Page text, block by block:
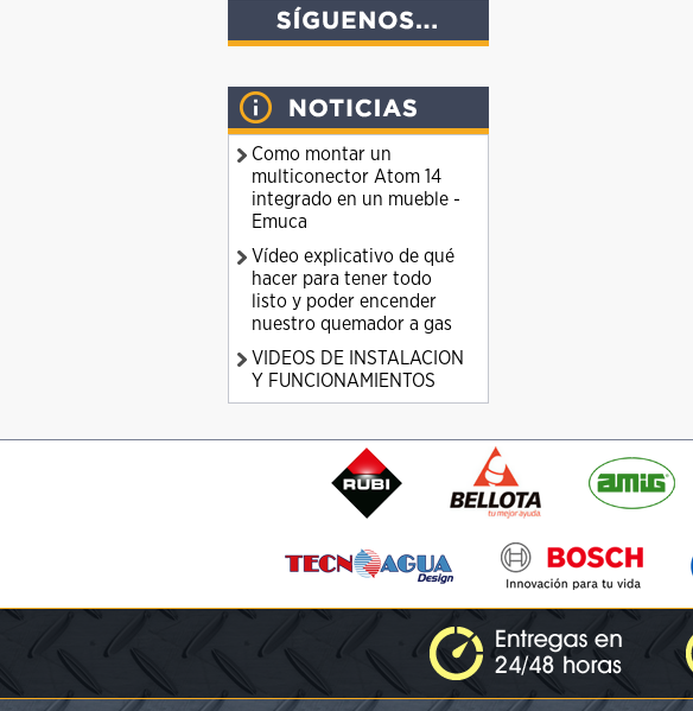
Como montar un
multiconector Atom 14
integrado en un mueble -
Emuca
Vídeo explicativo de qué
hacer para tener todo
listo y poder encender
nuestro quemador a gas
VIDEOS DE INSTALACION
Y FUNCIONAMIENTOS